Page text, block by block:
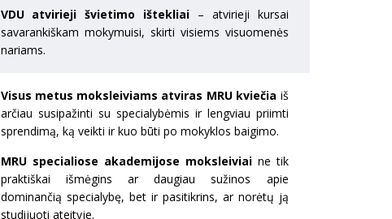
VDU atvirieji švietimo ištekliai – atvirieji kursai
savarankiškam mokymuisi, skirti visiems visuomenės
nariams.
Visus metus moksleiviams atviras MRU kviečia iš
arčiau susipažinti su specialybėmis ir lengviau priimti
sprendimą, ką veikti ir kuo būti po mokyklos baigimo.
MRU specialiose akademijose moksleiviaine tik
praktiškai išmėgins ar daugiau sužinos apie
dominančią specialybę, bet ir pasitikrins, ar norėtų ją
studijuoti ateityje.